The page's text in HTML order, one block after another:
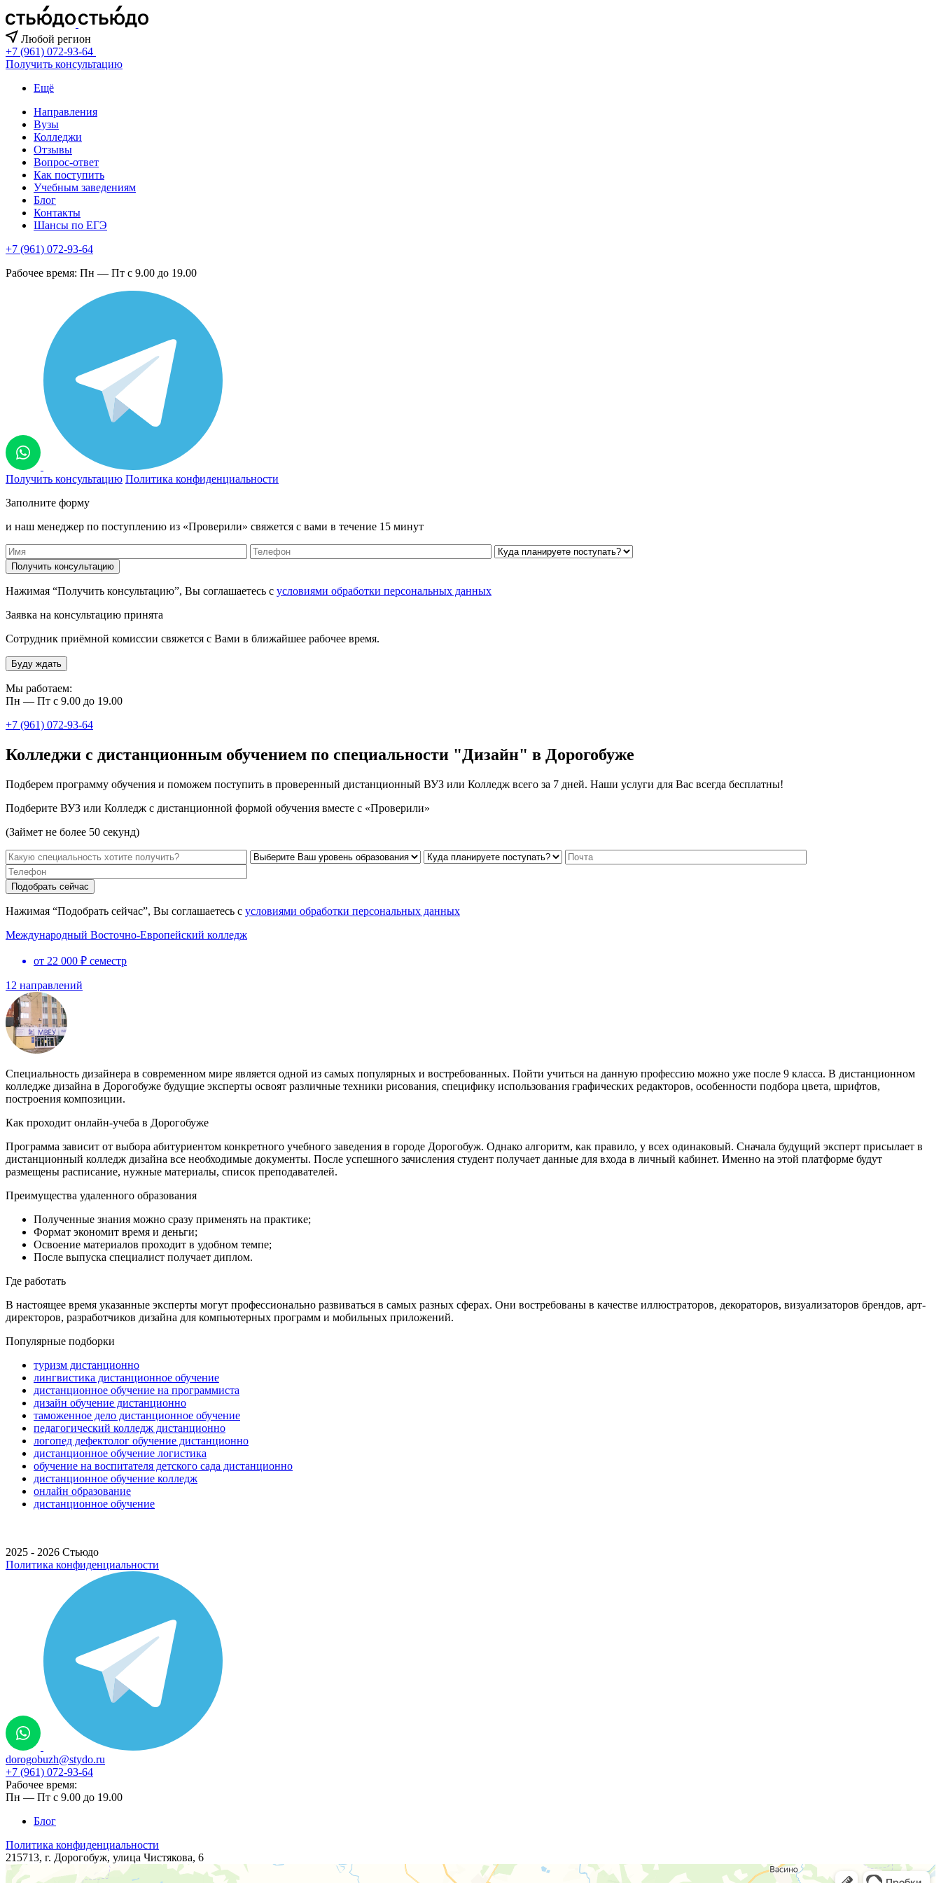
Любой регион
+7 (961) 072-93-64
Получить консультацию
Ещё
Направления
Вузы
Колледжи
Отзывы
Вопрос-ответ
Как поступить
Учебным заведениям
Блог
Контакты
Шансы по ЕГЭ
+7 (961) 072-93-64
Рабочее время: Пн — Пт с 9.00 до 19.00
Получить консультацию Политика конфиденциальности
Заполните форму
и наш менеджер по поступлению из «Проверили» свяжется с вами в течение 15 минут
Нажимая “Получить консультацию”, Вы соглашаетесь с условиями обработки персональных данных
Заявка на консультацию принята
Сотрудник приёмной комиссии свяжется с Вами в ближайшее рабочее время.
Буду ждать
Мы работаем:
Пн — Пт с 9.00 до 19.00
+7 (961) 072-93-64
Колледжи с дистанционным обучением по специальности "Дизайн" в Дорогобуже
Подберем программу обучения и поможем поступить в проверенный дистанционный ВУЗ или Колледж всего за 7 дней. Наши услуги для Вас всегда бесплатны!
Подберите ВУЗ или Колледж с дистанционной формой обучения вместе с «Проверили»
(Займет не более 50 секунд)
Нажимая “Подобрать сейчас”, Вы соглашаетесь с условиями обработки персональных данных
Международный Восточно-Европейский колледж
от 22 000 ₽ семестр
12 направлений
Специальность дизайнера в современном мире является одной из самых популярных и востребованных. Пойти учиться на данную профессию можно уже после 9 класса. В дистанционном
колледже дизайна в Дорогобуже будущие эксперты освоят различные техники рисования, специфику использования графических редакторов, особенности подбора цвета, шрифтов,
построения композиции.
Как проходит онлайн-учеба в Дорогобуже
Программа зависит от выбора абитуриентом конкретного учебного заведения в городе Дорогобуж. Однако алгоритм, как правило, у всех одинаковый. Сначала будущий эксперт присылает в
дистанционный колледж дизайна все необходимые документы. После успешного зачисления студент получает данные для входа в личный кабинет. Именно на этой платформе будут
размещены расписание, нужные материалы, список преподавателей.
Преимущества удаленного образования
Полученные знания можно сразу применять на практике;
Формат экономит время и деньги;
Освоение материалов проходит в удобном темпе;
После выпуска специалист получает диплом.
Где работать
В настоящее время указанные эксперты могут профессионально развиваться в самых разных сферах. Они востребованы в качестве иллюстраторов, декораторов, визуализаторов брендов, арт-
директоров, разработчиков дизайна для компьютерных программ и мобильных приложений.
Популярные подборки
туризм дистанционно
лингвистика дистанционное обучение
дистанционное обучение на программиста
дизайн обучение дистанционно
таможенное дело дистанционное обучение
педагогический колледж дистанционно
логопед дефектолог обучение дистанционно
дистанционное обучение логистика
обучение на воспитателя детского сада дистанционно
дистанционное обучение колледж
онлайн образование
дистанционное обучение
2025 - 2026 Стьюдо
Политика конфиденциальности
dorogobuzh@stydo.ru
+7 (961) 072-93-64
Рабочее время:
Пн — Пт с 9.00 до 19.00
Блог
Политика конфиденциальности
215713, г. Дорогобуж, ​​​улица Чистякова, 6